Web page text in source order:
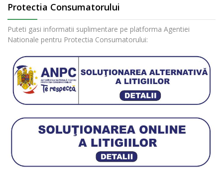
Protectia Consumatorului
Puteti gasi informatii suplimentare pe platforma Agentiei
Nationale pentru Protectia Consumatorului: